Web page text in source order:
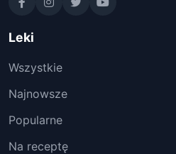
Leki
Wszystkie
Najnowsze
Popularne
Na receptę